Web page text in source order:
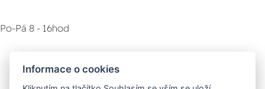
Po-Pá 8 - 16hod
Informace o cookies